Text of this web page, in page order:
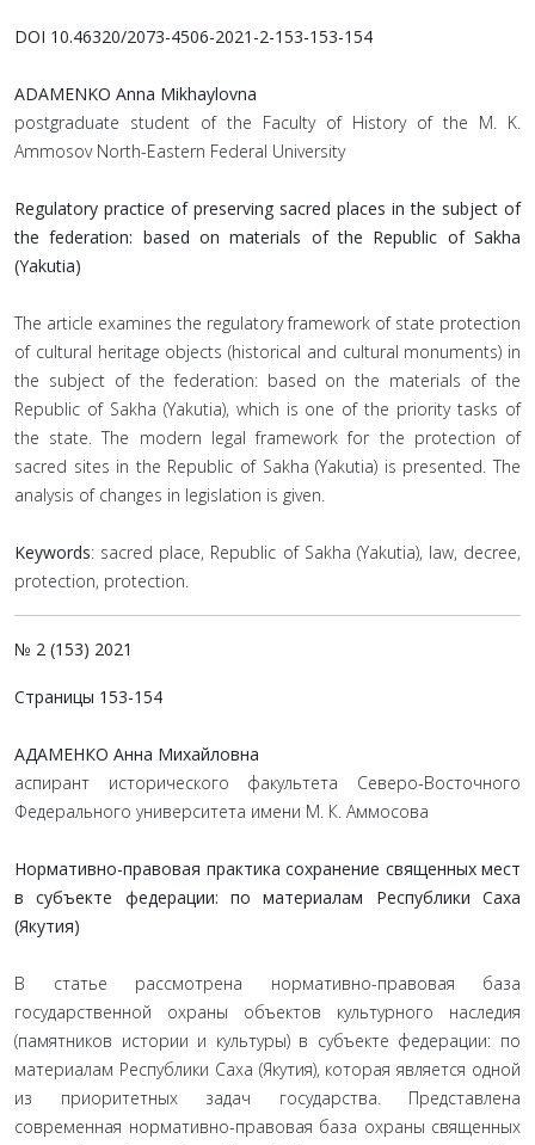
DOI 10.46320/2073-4506-2021-2-153-153-154
ADAMENKO Anna Mikhaylovna
postgraduate student of the Faculty of History of the M. K.
Ammosov North-Eastern Federal University
Regulatory practice of preserving sacred places in the subject of
the federation: based on materials of the Republic of Sakha
(Yakutia)
The article examines the regulatory framework of state protection
of cultural heritage objects (historical and cultural monuments) in
the subject of the federation: based on the materials of the
Republic of Sakha (Yakutia), which is one of the priority tasks of
the state. The modern legal framework for the protection of
sacred sites in the Republic of Sakha (Yakutia) is presented. The
analysis of changes in legislation is given.
Keywords: sacred place, Republic of Sakha (Yakutia), law, decree,
protection, protection.
№ 2 (153) 2021
Страницы 153-154
АДАМЕНКО Анна Михайловна
аспирант исторического факультета Северо-Восточного
Федерального университета имени М. К. Аммосова
Нормативно-правовая практика сохранение священных мест
в субъекте федерации: по материалам Республики Саха
(Якутия)
В статье рассмотрена нормативно-правовая база
государственной охраны объектов культурного наследия
(памятников истории и культуры) в субъекте федерации: по
материалам Республики Саха (Якутия), которая является одной
из приоритетных задач государства. Представлена
современная нормативно-правовая база охраны священных